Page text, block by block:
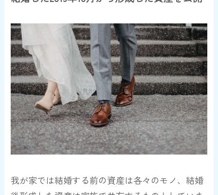
我が家では結婚する前の資産は各々のモノ、結婚